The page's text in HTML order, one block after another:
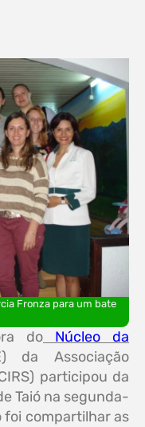
Fronza para um bate
do Núcleo da
da Associação
participou da
Taió na segunda-
foi compartilhar as